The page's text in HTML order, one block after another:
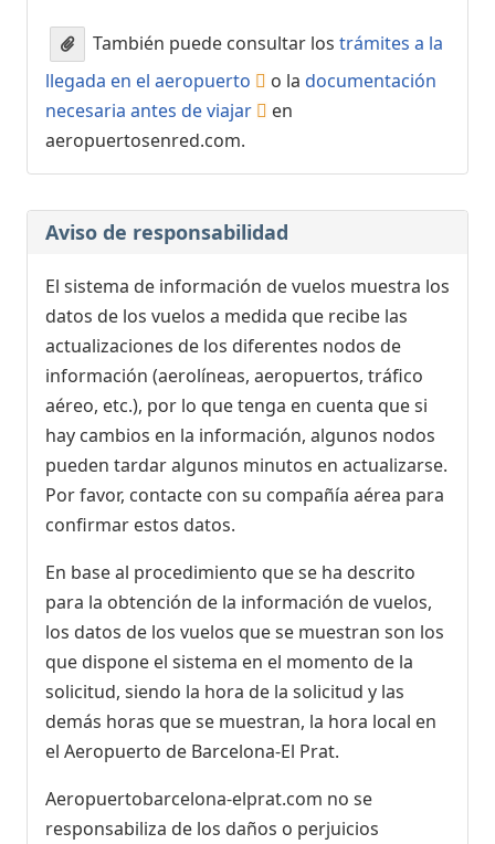
También puede consultar los trámites a la
llegada en el aeropuerto
o la documentación
necesaria antes de viajar
en
aeropuertosenred.com.
Aviso de responsabilidad
El sistema de información de vuelos muestra los
datos de los vuelos a medida que recibe las
actualizaciones de los diferentes nodos de
información (aerolíneas, aeropuertos, tráfico
aéreo, etc.), por lo que tenga en cuenta que si
hay cambios en la información, algunos nodos
pueden tardar algunos minutos en actualizarse.
Por favor, contacte con su compañía aérea para
confirmar estos datos.
En base al procedimiento que se ha descrito
para la obtención de la información de vuelos,
los datos de los vuelos que se muestran son los
que dispone el sistema en el momento de la
solicitud, siendo la hora de la solicitud y las
demás horas que se muestran, la hora local en
el Aeropuerto de Barcelona-El Prat.
Aeropuertobarcelona-elprat.com no se
responsabiliza de los daños o perjuicios